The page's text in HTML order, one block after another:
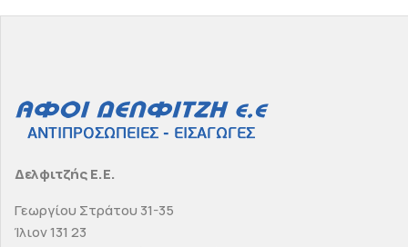
Δελφιτζής Ε.Ε.
Γεωργίου Στράτου 31-35
Ίλιον 131 23